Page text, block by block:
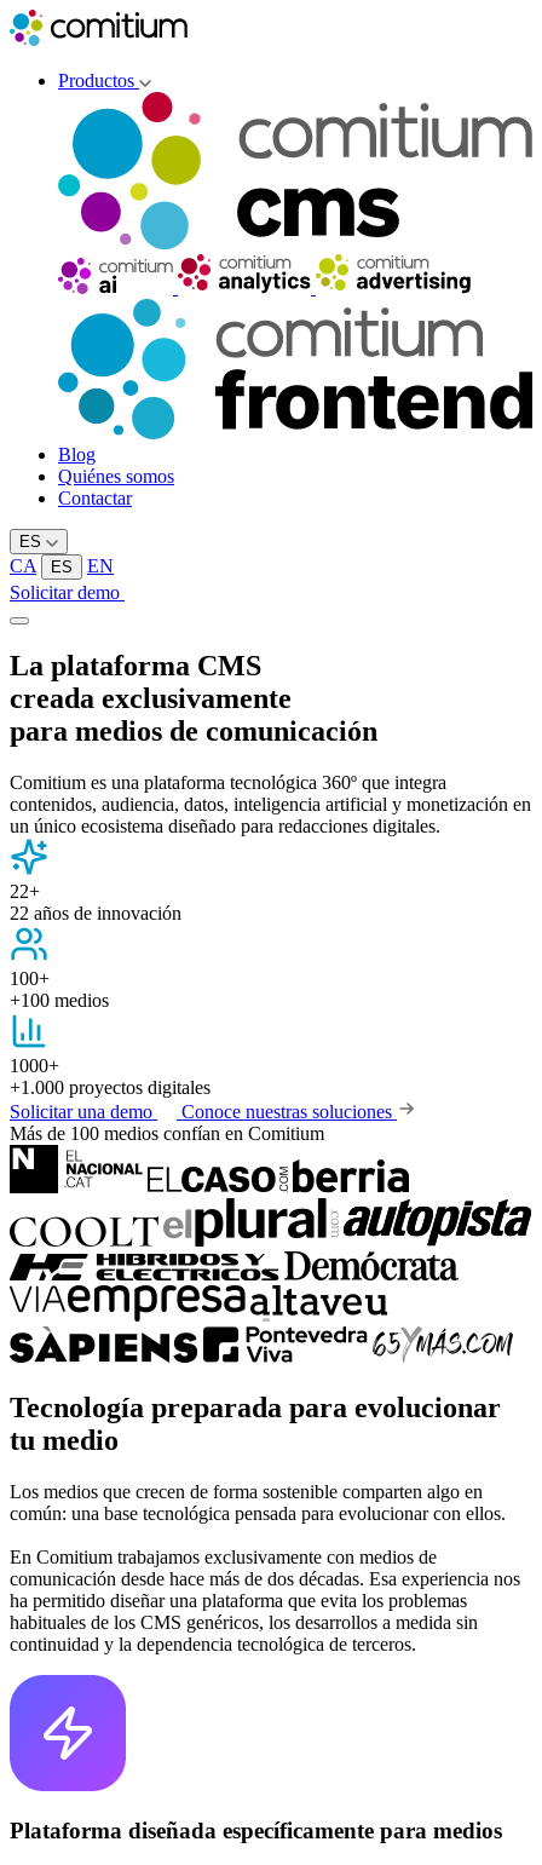
Productos
Blog
Quiénes somos
Contactar
ES
CA ES
EN
Solicitar demo
La plataforma CMS
creada exclusivamente
para medios de comunicación
Comitium es una plataforma tecnológica 360º que integra
contenidos, audiencia, datos, inteligencia artificial y monetización en
un único ecosistema diseñado para redacciones digitales.
22+
22 años de innovación
100+
+100 medios
1000+
+1.000 proyectos digitales
Solicitar una demo
Conoce nuestras soluciones
Más de 100 medios confían en Comitium
Tecnología preparada para evolucionar
tu medio
Los medios que crecen de forma sostenible comparten algo en
común: una base tecnológica pensada para evolucionar con ellos.
En Comitium trabajamos exclusivamente con medios de
comunicación desde hace más de dos décadas. Esa experiencia nos
ha permitido diseñar una plataforma que evita los problemas
habituales de los CMS genéricos, los desarrollos a medida sin
continuidad y la dependencia tecnológica de terceros.
Plataforma diseñada específicamente para medios